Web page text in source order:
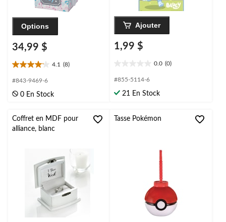
Options
34,99 $
4.1 (8)
4.1
étoile(s)
5.
évaluations
#843-9469-6
0 En Stock
Ajouter
1,99 $
0.0 (0)
étoile(s)
5.
#855-5114-6
21 En Stock
Coffret en MDF pour
alliance, blanc
Tasse Pokémon